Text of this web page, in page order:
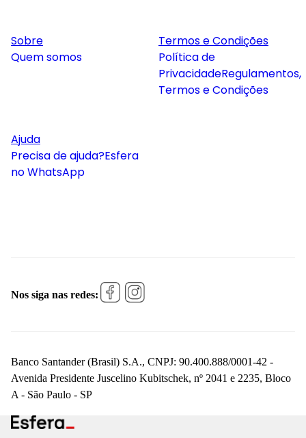
Sobre
Quem somos
Termos e Condições
Política de
PrivacidadeRegulamentos,
Termos e Condições
Ajuda
Precisa de ajuda?Esfera
no WhatsApp
Nos siga nas redes:
Banco Santander (Brasil) S.A., CNPJ: 90.400.888/0001-42 -
Avenida Presidente Juscelino Kubitschek, nº 2041 e 2235, Bloco
A - São Paulo - SP